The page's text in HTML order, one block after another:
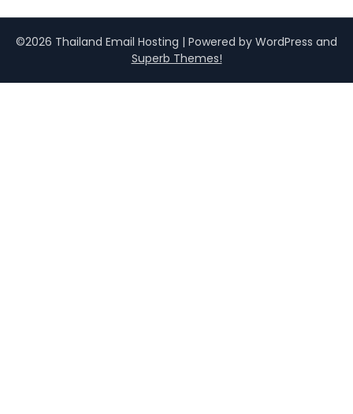
©2026 Thailand Email Hosting | Powered by WordPress and
Superb Themes!